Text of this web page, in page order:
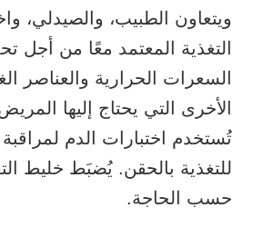
ويتعاون الطبيب، والصيدلي،
التغذية المعتمد معًا من أجل
السعرات الحرارية والعناصر
الأخرى التي يحتاج إليها
تُستخدم اختبارات الدم لمراقبة
للتغذية بالحقن. يُضبَط خليط
حسب الحاجة.